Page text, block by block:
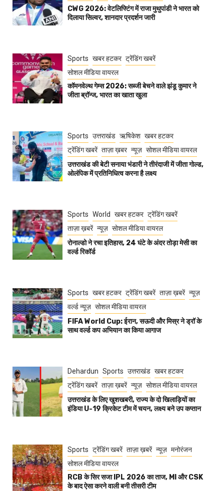
CWG 2026: वेटलिफ्टिंग में राजा मुथुपांडी ने भारत को
दिलाया सिल्वर, शानदार प्रदर्शन जारी
Sports खबर हटकर ट्रेंडिंग खबरें
सोशल मीडिया वायरल
कॉमनवेल्थ गेम्स 2026: सब्जी बेचने वाले झंडू कुमार ने
जीता ब्रॉन्ज, भारत का खाता खुला
Sports उत्तराखंड ऋषिकेश खबर हटकर
ट्रेंडिंग खबरें ताज़ा ख़बर न्यूज़ सोशल मीडिया वायरल
उत्तराखंड की बेटी सनाया भंडारी ने तीरंदाजी में जीता गोल्ड,
ओलंपिक में प्रतिनिधित्व करना है लक्ष्य
Sports World खबर हटकर ट्रेंडिंग खबरें
ताज़ा ख़बरें न्यूज़ सोशल मीडिया वायरल
रोनाल्डो ने रचा इतिहास, 24 घंटे के अंदर तोड़ा मेसी का
वर्ल्ड रिकॉर्ड
Sports खबर हटकर ट्रेंडिंग खबरें ताज़ा ख़बरें न्यूज़
वर्ल्ड न्यूज़ सोशल मीडिया वायरल
FIFA World Cup: ईरान, सऊदी और मिस्र ने ड्रॉ के
साथ वर्ल्ड कप अभियान का किया आगाज
Dehardun Sports उत्तराखंड खबर हटकर
ट्रेंडिंग खबरें ताज़ा ख़बरें न्यूज़ सोशल मीडिया वायरल
उत्तराखंड के लिए खुशखबरी, राज्य के दो खिलाड़ियों का
इंडिया U-19 क्रिकेट टीम में चयन, लक्ष्य बने उप कप्तान
Sports ट्रेंडिंग खबरें ताज़ा ख़बरें न्यूज़ मनोरंजन
सोशल मीडिया वायरल
RCB के सिर सजा IPL 2026 का ताज, MI और CSK
के बाद ऐसा करने वाली बनी तीसरी टीम